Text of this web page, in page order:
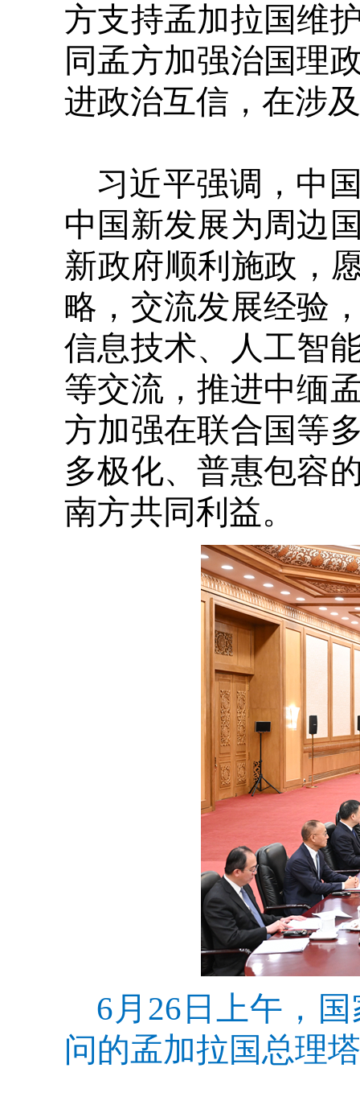
方支持孟加拉国维
同孟方加强治国理
进政治互信，在涉
习近平强调，中
中国新发展为周边
新政府顺利施政，
略，交流发展经验
信息技术、人工智
等交流，推进中缅
方加强在联合国等
多极化、普惠包容
南方共同利益。
6月26日上午，
问的孟加拉国总理